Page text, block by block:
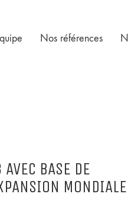
Nos références
BASE DE
MONDIALE